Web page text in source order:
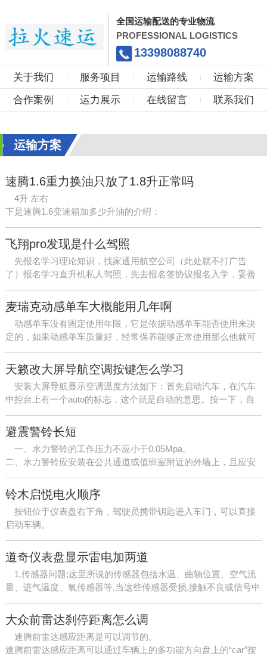
全国运输配送的专业物流
PROFESSIONAL LOGISTICS
13398088740
关于我们 服务项目 运输路线 运输方案
合作案例 运力展示 在线留言 联系我们
运输方案
速腾1.6重力换油只放了1.8升正常吗
4升 左右
下是速腾1.6变速箱加多少升油的介绍：
可。
2、速腾加油口在变速器尾部右侧，要经常检查自动变速箱油液位
是...
飞翔pro发现是什么驾照
先报名学习理论知识，找家通用航空公司（此处就不打广告
了）报名学习直升机私人驾照，先去报名签协议报名入学，妥善
空局...
麦瑞克动感单车大概能用几年啊
动感单车没有固定使用年限，它是依据动感单车能否使用来决
定的，如果动感单车质量好，经常保养能够正常使用那么他就可
坏，最...
天籁改大屏导航空调按键怎么学习
安装大屏导航显示空调温度方法如下：首先启动汽车，在汽车
中控台上有一个auto的标志，这个就是自动的意思。按一下，自
温度...
避震警铃长短
一、水力警铃的工作压力不应小于0.05Mpa。
二、水力警铃应安装在公共通道或值班室附近的外墙上，且应安
镀锌钢管，当...
铃木启悦电火顺序
按钮位于仪表盘右下角，驾驶员携带钥匙进入车门，可以直接
启动车辆。
①启动：踩下制动踏板，按下启动按键即可。
②关闭：将车辆停住，再次按压点火开关。
启动发动...
道奇仪表盘显示雷电加两道
1.传感器问题;这里所说的传感器包括水温、曲轴位置、空气流
量、进气温度、氧传感器等,当这些传感器受损,接触不良或信号中
大众前雷达刹停距离怎么调
速腾前雷达感应距离是可以调节的。
速腾前雷达感应距离可以通过车辆上的多功能方向盘上的“car”按